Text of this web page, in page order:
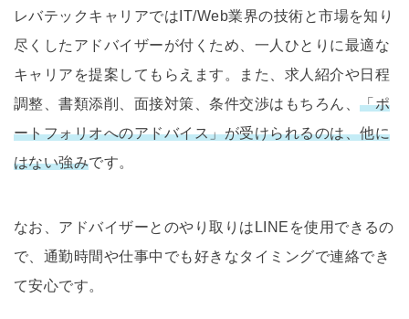
レバテックキャリアではIT/Web業界の技術と市場を知り
尽くしたアドバイザーが付くため、一人ひとりに最適な
キャリアを提案してもらえます。また、求人紹介や日程
調整、書類添削、面接対策、条件交渉はもちろん、「ポ
ートフォリオへのアドバイス」が受けられるのは、他に
はない強みです。
なお、アドバイザーとのやり取りはLINEを使用できるの
で、通勤時間や仕事中でも好きなタイミングで連絡でき
て安心です。